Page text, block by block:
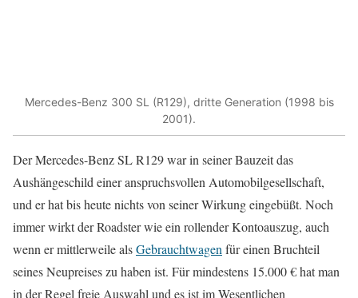
Mercedes-Benz 300 SL (R129), dritte Generation (1998 bis
2001).
Der Mercedes-Benz SL R129 war in seiner Bauzeit das
Aushängeschild einer anspruchsvollen Automobilgesellschaft,
und er hat bis heute nichts von seiner Wirkung eingebüßt. Noch
immer wirkt der Roadster wie ein rollender Kontoauszug, auch
wenn er mittlerweile alsGebrauchtwagenfür einen Bruchteil
seines Neupreises zu haben ist. Für mindestens 15.000 € hat man
in der Regel freie Auswahl und es ist im Wesentlichen